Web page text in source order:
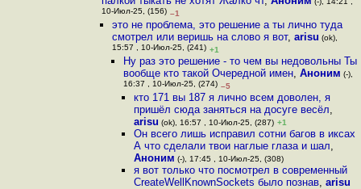
10-Июл-25, (156) –1
это не проблема, это решение а ты лично туда
смотрел или веришь на слово я вот,arisu (ok),
15:57 , 10-Июл-25, (241) +1
Ну раз это решение - то чем вы недовольны Ты
вообще кто такой Очередной имен, Аноним (-),
16:37 , 10-Июл-25, (274) –5
кто 171 вы 187 я лично всем доволен, я
пришёл сюда заняться на досуге весёл,
arisu (ok), 16:57 , 10-Июл-25, (287) +1
Он всего лишь исправил сотни багов в иксах
А что сделали твои наглые глаза и шал,
Аноним (-), 17:45 , 10-Июл-25, (308)
я вот только что посмотрел в современный
CreateWellKnownSockets было познав, arisu